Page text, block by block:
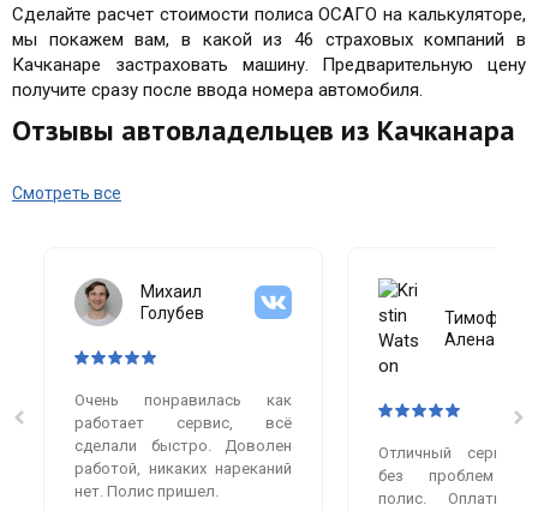
Сделайте расчет стоимости полиса ОСАГО на калькуляторе,
мы покажем вам, в какой из 46 страховых компаний в
Качканаре застраховать машину. Предварительную цену
получите сразу после ввода номера автомобиля.
Отзывы автовладельцев из Качканара
Смотреть все
Михаил
Голубев
Очень понравилась как
работает сервис, всё
сделали быстро. Доволен
работой, никаких нареканий
нет. Полис пришел.
Тимофеева
Алена
Отличный сервис.
без проблем
полис.